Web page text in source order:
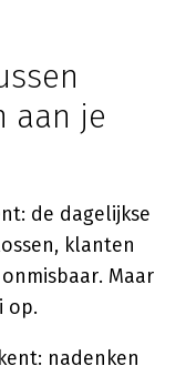
aan je
de dagelijkse
klanten
Maar
op.
nadenken